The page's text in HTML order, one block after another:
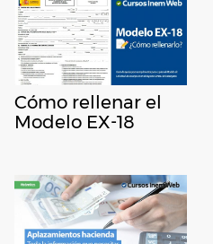
Cómo rellenar el
Modelo EX-18